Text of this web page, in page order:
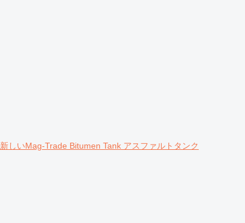
新しいMag-Trade Bitumen Tank アスファルトタンク